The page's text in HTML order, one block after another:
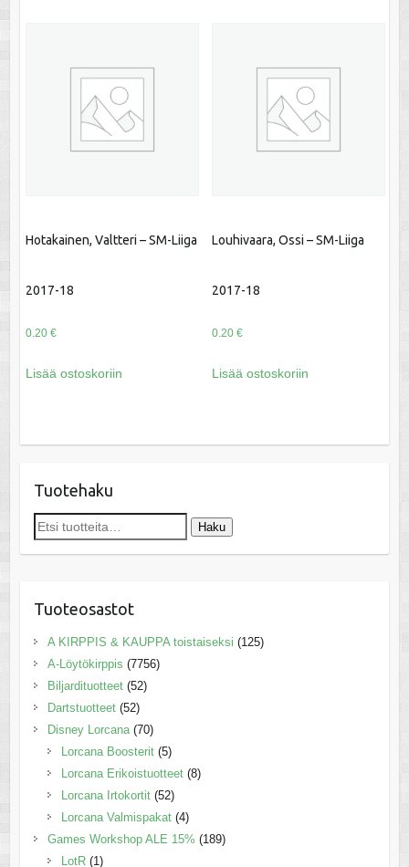
Hotakainen, Valtteri – SM-Liiga
2017-18
0.20 €
Lisää ostoskoriin
Louhivaara, Ossi – SM-Liiga
2017-18
0.20 €
Lisää ostoskoriin
Tuotehaku
Etsi: Haku
Tuoteosastot
A KIRPPIS & KAUPPA toistaiseksi (125)
A-Löytökirppis (7756)
Biljardituotteet (52)
Dartstuotteet (52)
Disney Lorcana (70)
Lorcana Boosterit (5)
Lorcana Erikoistuotteet (8)
Lorcana Irtokortit (52)
Lorcana Valmispakat (4)
Games Workshop ALE 15% (189)
LotR (1)